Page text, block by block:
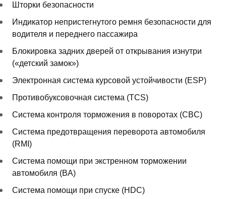
Шторки безопасности
Индикатор непристегнутого ремня безопасности для
водителя и переднего пассажира
Блокировка задних дверей от открывания изнутри
(«детский замок»)
Электронная система курсовой устойчивости (ESP)
Противобуксовочная система (TCS)
Система контроля торможения в поворотах (CBC)
Система предотвращения переворота автомобиля
(RMI)
Система помощи при экстренном торможении
автомобиля (BA)
Система помощи при спуске (HDC)